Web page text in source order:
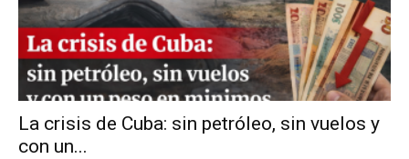
La crisis de Cuba: sin petróleo, sin vuelos y
con un...